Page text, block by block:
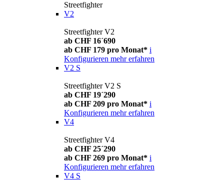
Streetfighter
V2
Streetfighter V2
ab CHF 16´690
ab CHF 179 pro Monat* i
Konfigurieren mehr erfahren
V2 S
Streetfighter V2 S
ab CHF 19´290
ab CHF 209 pro Monat* i
Konfigurieren mehr erfahren
V4
Streetfighter V4
ab CHF 25´290
ab CHF 269 pro Monat* i
Konfigurieren mehr erfahren
V4 S